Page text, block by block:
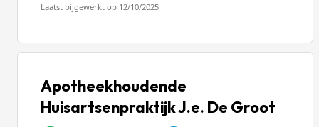
Laatst bijgewerkt op 12/10/2025
Apotheekhoudende
Huisartsenpraktijk J.e. De Groot